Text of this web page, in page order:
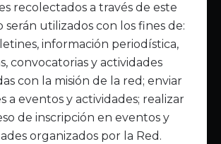
recolectados a través de este
utilizados con los fines de:
información periodística,
convocatorias y actividades
con la misión de la red; enviar
a eventos y actividades; realizar
de inscripción en eventos y
organizados por la Red.